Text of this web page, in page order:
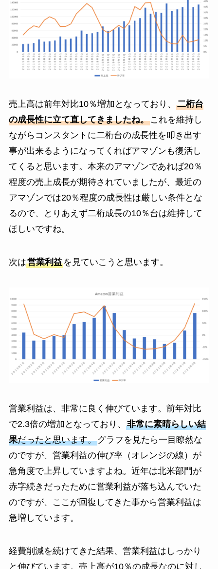
売上高は前年対比10％増加となっており、 二桁台
の成長性に立て直してきましたね。これを維持し
ながらコンスタントに二桁台の成長性を叩き出す
事が出来るようになってくればアマゾンも復活し
てくると思います。本来のアマゾンであれば20％
程度の売上成長が期待されていましたが、最近の
アマゾンでは20％程度の成長性は厳しい条件とな
るので、とりあえず二桁成長の10％台は維持して
ほしいですね。
次は営業利益を見ていこうと思います。
営業利益は、非常に良く伸びています。前年対比
で2.3倍の増加となっており、 非常に素晴らしい結
果だったと思います。グラフを見たら一目瞭然な
のですが、営業利益の伸び率（オレンジの線）が
急角度で上昇していますよね。近年は北米部門が
赤字続きだったために営業利益が落ち込んでいた
のですが、ここが回復してきた事から営業利益は
急増しています。
経費削減を続けてきた結果、営業利益はしっかり
と伸びています。売上高が10％の成長なのに対し